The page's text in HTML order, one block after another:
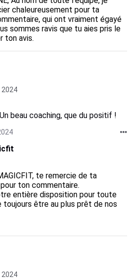
chaleureusement pour ta
qui ont vraiment égayé
sommes ravis que tu aies pris le
ton avis.
2024
beau coaching, que du positif !
te remercie de ta
ton commentaire.
entière disposition pour toute
toujours être au plus prêt de nos
2024